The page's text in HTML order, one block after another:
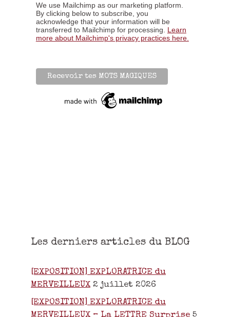
We use Mailchimp as our marketing platform.
By clicking below to subscribe, you
acknowledge that your information will be
transferred to Mailchimp for processing. Learn
more about Mailchimp's privacy practices here.
Les derniers articles du BLOG
[EXPOSITION] EXPLORATRICE du
MERVEILLEUX 2 juillet 2026
[EXPOSITION] EXPLORATRICE du
MERVEILLEUX – La LETTRE Surprise 5